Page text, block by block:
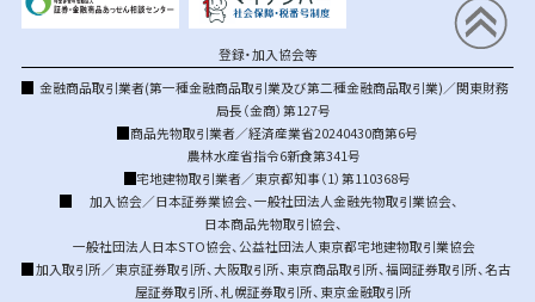
登録・加入協会等
金融商品取引業者(第一種金融商品取引業及び第二種金融商品取引業)／関東財務
局長（金商）第127号
商品先物取引業者／経済産業省20240430商第6号
農林水産省指令6新食第341号
宅地建物取引業者／東京都知事（1）第110368号
加入協会／日本証券業協会、 一般社団法人金融先物取引業協会、
日本商品先物取引協会、
一般社団法人日本STO協会、 公益社団法人東京都宅地建物取引業協会
加入取引所／東京証券取引所、大阪取引所、 東京商品取引所、福岡証券取引所、名古
屋証券取引所、札幌証券取引所、 東京金融取引所